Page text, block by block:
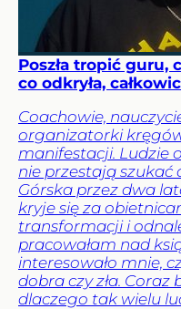
Poszła tropić guru,
co odkryła,
Coachowie,
organizatorki
manifestacji. Ludzie
nie przestają szukać
Górska przez dwa
kryje się za
transformacji i
pracowałam nad
interesowało mnie,
dobra czy zła. Coraz
dlaczego tak wielu